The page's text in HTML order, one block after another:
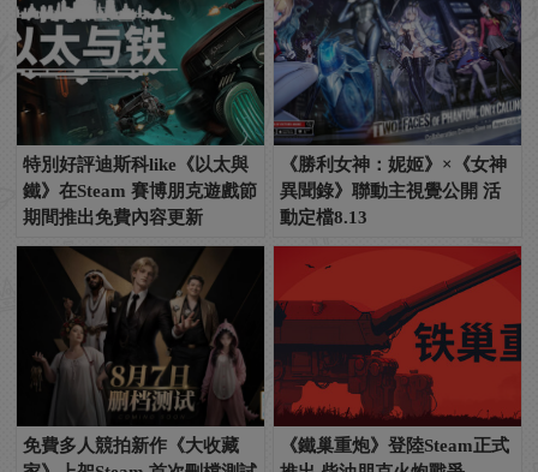
特別好評迪斯科like《以太與
鐵》在Steam 賽博朋克遊戲節
期間推出免費內容更新
《勝利女神：妮姬》×《女神
異聞錄》聯動主視覺公開 活
動定檔8.13
免費多人競拍新作《大收藏
《鐵巢重炮》登陸Steam正式